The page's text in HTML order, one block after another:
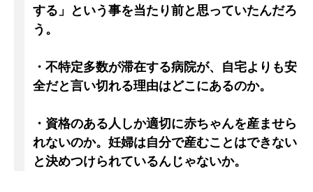
する」という事を当たり前と思っていたんだろ
う。
・不特定多数が滞在する病院が、自宅よりも安
全だと言い切れる理由はどこにあるのか。
・資格のある人しか適切に赤ちゃんを産ませら
れないのか。妊婦は自分で産むことはできない
と決めつけられているんじゃないか。